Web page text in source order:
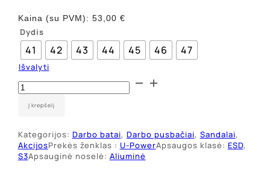
Kaina (su PVM): 53,00 €
Dydis
41 42 43 44 45 46 47
Išvalyti
produkto
kiekis:
Darbo
Power
Scandy
S1P
Į krepšelį
Kategorijos: Darbo batai, Darbo pusbačiai, Sandalai,
AkcijosPrekės ženklas : U-PowerApsaugos klasė: ESD,
S3Apsauginė noselė: Aliuminė